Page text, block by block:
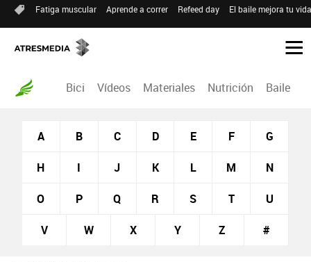
Fatiga muscular Aprende a correr Refeed day El baile mejora tu
Bici Vídeos Materiales Nutrición Baile
A B C D E F G
H I J K L M N
O P Q R S T U
V W X Y Z #